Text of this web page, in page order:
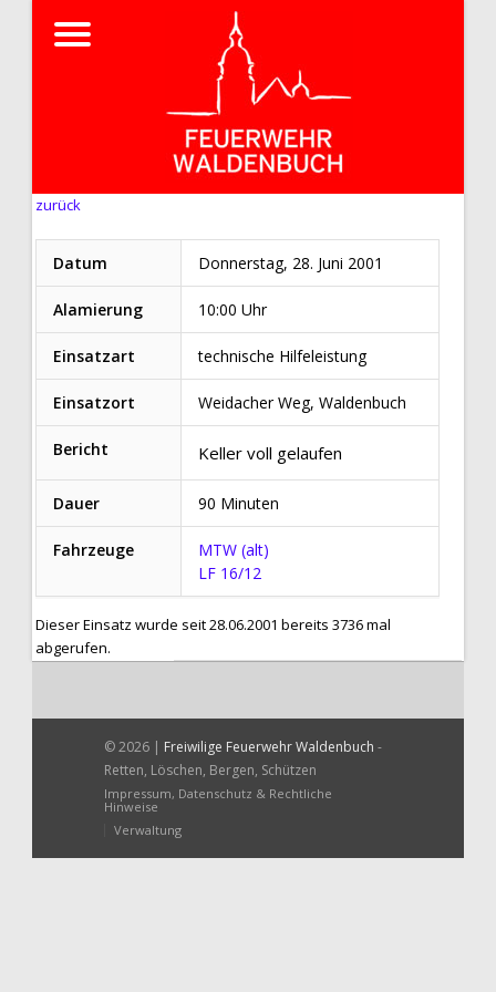
zurück
Datum Donnerstag, 28. Juni 2001
Alamierung 10:00 Uhr
Einsatzart technische Hilfeleistung
Einsatzort Weidacher Weg, Waldenbuch
Bericht Keller voll gelaufen
Dauer 90 Minuten
Fahrzeuge
MTW (alt)
LF 16/12
Dieser Einsatz wurde seit 28.06.2001 bereits 3736 mal
abgerufen.
© 2026 | Freiwilige Feuerwehr Waldenbuch -
Retten, Löschen, Bergen, Schützen
Impressum, Datenschutz & Rechtliche
Hinweise
Verwaltung